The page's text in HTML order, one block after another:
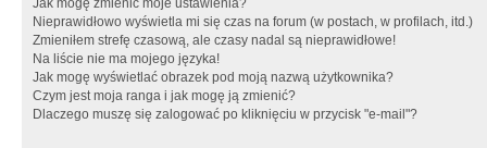
Jak mogę zmienić moje ustawienia?
Nieprawidłowo wyświetla mi się czas na forum (w postach, w profilach, itd.)
Zmieniłem strefę czasową, ale czasy nadal są nieprawidłowe!
Na liście nie ma mojego języka!
Jak mogę wyświetlać obrazek pod moją nazwą użytkownika?
Czym jest moja ranga i jak mogę ją zmienić?
Dlaczego muszę się zalogować po kliknięciu w przycisk "e-mail"?